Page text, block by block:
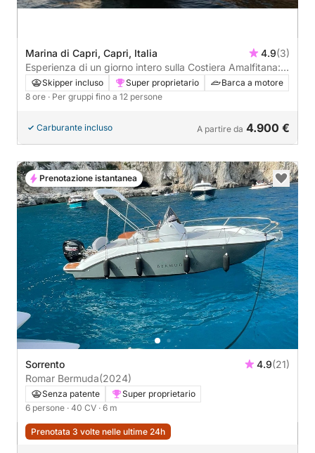
Marina di Capri, Capri, Italia 4.9(3)
Esperienza di un giorno intero sulla Costiera Amalfitana:
Furore, Amalfi e le isole Li Galli
Skipper incluso Super proprietario
Barca a motore
8 ore · Per gruppi fino a 12 persone
Carburante incluso A partire da 4.900 €
Sorrento 4.9(21)
Romar Bermuda(2024)
Senza patente
Super proprietario
6 persone · 40 CV · 6 m
Prenotata 3 volte nelle ultime 24h
Prenotazione istantanea